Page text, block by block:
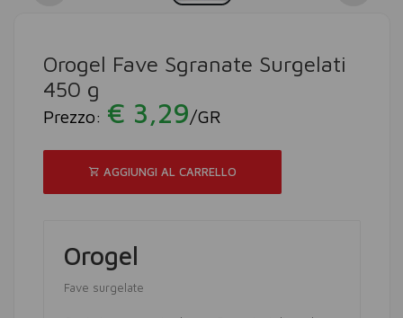
Orogel Fave Sgranate Surgelati
450 g
Prezzo: € 3,29/GR
AGGIUNGI AL CARRELLO
Orogel
Fave surgelate